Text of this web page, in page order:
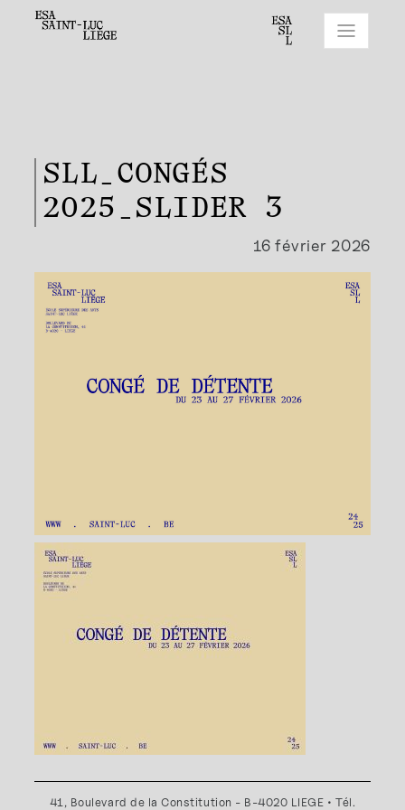
SLL_CONGÉS
2025_SLIDER 3
16 février 2026
41, Boulevard de la Constitution - B-4020 LIEGE • Tél.